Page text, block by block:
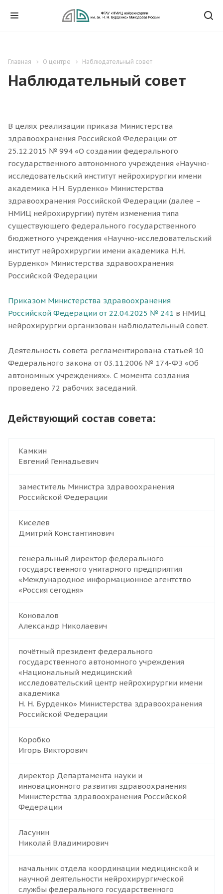
Главная О центре Наблюдательный совет
Наблюдательный совет
В целях реализации приказа Министерства
здравоохранения Российской Федерации от
25.12.2015 № 994 «О создании федерального
государственного автономного учреждения «Научно-
исследовательский институт нейрохирургии имени
академика Н.Н. Бурденко» Министерства
здравоохранения Российской Федерации (далее –
НМИЦ нейрохирургии) путём изменения типа
существующего федерального государственного
бюджетного учреждения «Научно-исследовательский
институт нейрохирургии имени академика Н.Н.
Бурденко» Министерства здравоохранения
Российской Федерации
Приказом Министерства здравоохранения
Российской Федерации от 22.04.2025 № 241 в НМИЦ
нейрохирургии организован наблюдательный совет.
Деятельность совета регламентирована статьей 10
Федерального закона от 03.11.2006 № 174-ФЗ «Об
автономных учреждениях». С момента создания
проведено 72 рабочих заседаний.
Действующий состав совета:
Камкин
Евгений Геннадьевич
заместитель Министра здравоохранения
Российской Федерации
Киселев
Дмитрий Константинович
генеральный директор федерального
государственного унитарного предприятия
«Международное информационное агентство
«Россия сегодня»
Коновалов
Александр Николаевич
почётный президент федерального
государственного автономного учреждения
«Национальный медицинский
исследовательский центр нейрохирургии имени
академика
Н. Н. Бурденко» Министерства здравоохранения
Российской Федерации
Коробко
Игорь Викторович
директор Департамента науки и
инновационного развития здравоохранения
Министерства здравоохранения Российской
Федерации
Ласунин
Николай Владимирович
начальник отдела координации медицинской и
научной деятельности нейрохирургической
службы федерального государственного